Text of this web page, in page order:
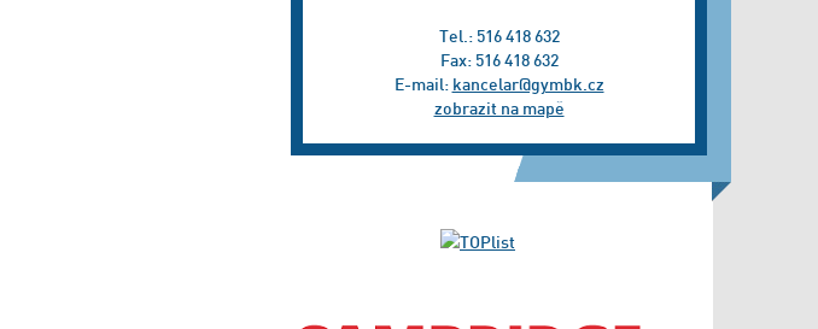
Tel.: 516 418 632
Fax: 516 418 632
E-mail: kancelar@gymbk.cz
zobrazit na mapě